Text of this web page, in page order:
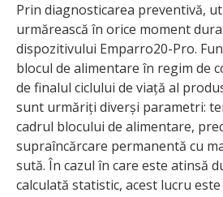
Prin diagnosticarea preventivă,
urmărească în orice moment
dispozitivului Emparro20-Pro.
blocul de alimentare în regim de
de finalul ciclului de viață al
sunt urmăriți diverși parametri:
cadrul blocului de alimentare,
supraîncărcare permanentă cu
sută. În cazul în care este atinsă
calculată statistic, acest lucru